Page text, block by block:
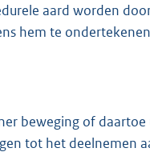
aard worden
hem te
beweging of
tot het deelnemen